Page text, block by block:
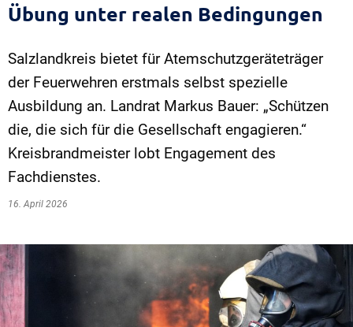
Übung unter realen Bedingungen
Salzlandkreis bietet für Atemschutzgeräteträger
der Feuerwehren erstmals selbst spezielle
Ausbildung an. Landrat Markus Bauer: „Schützen
die, die sich für die Gesellschaft engagieren.“
Kreisbrandmeister lobt Engagement des
Fachdienstes.
16. April 2026